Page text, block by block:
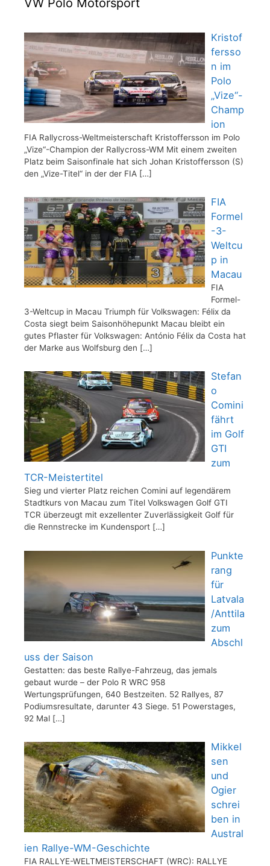
Kristof
fersso
n im
Polo
„Vize“-
Champ
ion
FIA Rallycross-Weltmeisterschaft Kristoffersson im Polo
„Vize“-Champion der Rallycross-WM Mit einem zweiten
Platz beim Saisonfinale hat sich Johan Kristoffersson (S)
den „Vize-Titel“ in der der FIA […]
FIA
Formel
-3-
Weltcu
p in
Macau
FIA
Formel-
3-Weltcup in Macau Triumph für Volkswagen: Félix da
Costa siegt beim Saisonhöhepunkt Macau bleibt ein
gutes Pflaster für Volkswagen: António Félix da Costa hat
der Marke aus Wolfsburg den […]
Stefan
o
Comini
fährt
im Golf
GTI
zum
TCR-Meistertitel
Sieg und vierter Platz reichen Comini auf legendärem
Stadtkurs von Macau zum Titel Volkswagen Golf GTI
TCR überzeugt mit exzellenter Zuverlässigkeit Golf für
die Rennstrecke im Kundensport […]
Punkte
rang
für
Latvala
/Anttila
zum
Abschl
uss der Saison
Gestatten: das beste Rallye-Fahrzeug, das jemals
gebaut wurde – der Polo R WRC 958
Wertungsprüfungen, 640 Bestzeiten. 52 Rallyes, 87
Podiumsresultate, darunter 43 Siege. 51 Powerstages,
92 Mal […]
Mikkel
sen
und
Ogier
schrei
ben in
Austral
ien Rallye-WM-Geschichte
FIA RALLYE-WELTMEISTERSCHAFT (WRC): RALLYE